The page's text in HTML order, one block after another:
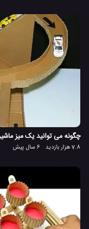
چگونه می توانید یک میز
7.8 هزار بازدید 6 سال پیش